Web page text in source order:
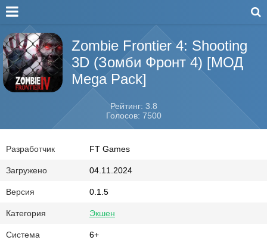
Zombie Frontier 4: Shooting
3D (Зомби Фронт 4) [МОД
Mega Pack]
Рейтинг: 3.8
Голосов: 7500
Разработчик FT Games
Загружено 04.11.2024
Версия 0.1.5
Категория Экшен
Система 6+